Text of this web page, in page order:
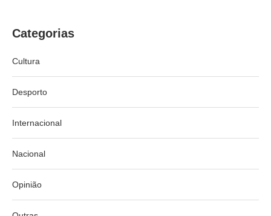
Categorias
Cultura
Desporto
Internacional
Nacional
Opinião